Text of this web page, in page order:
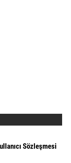
Sözleşmesi